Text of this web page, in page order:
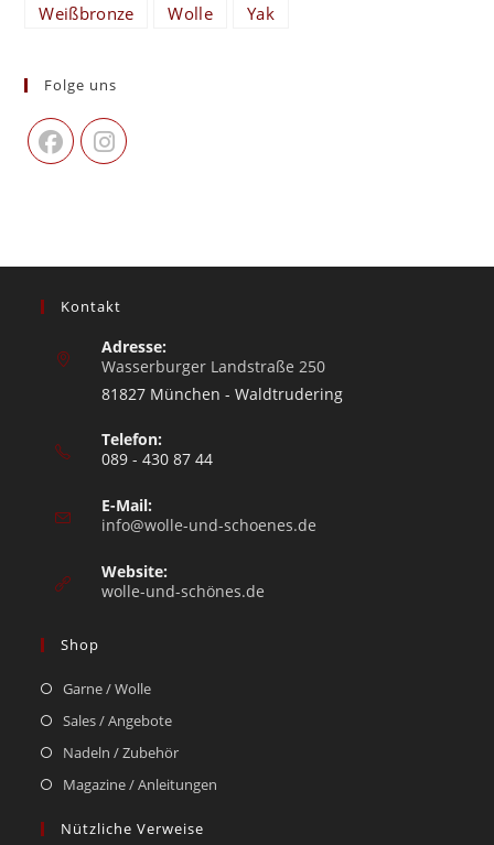
Weißbronze
Wolle Yak
Folge uns
Kontakt
Adresse:
Wasserburger Landstraße 250
81827 München - Waldtrudering
Telefon:
089 - 430 87 44
E-Mail:
info@wolle-und-schoenes.de
Website:
wolle-und-schönes.de
Shop
Garne / Wolle
Sales / Angebote
Nadeln / Zubehör
Magazine / Anleitungen
Nützliche Verweise